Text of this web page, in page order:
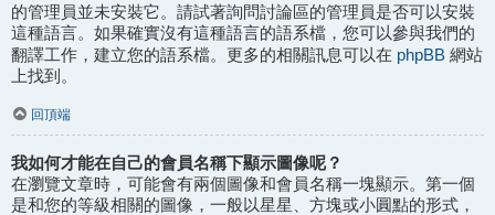
的管理員並未安裝它。請試著詢問討論區的管理員是否可以安裝
這種語言。如果確實沒有這種語言的語系檔，您可以參與我們的
翻譯工作，建立您的語系檔。更多的相關訊息可以在 phpBB 網站
上找到。
回頂端
我如何才能在自己的會員名稱下顯示圖像呢？
在瀏覽文章時，可能會有兩個圖像和會員名稱一塊顯示。第一個
是和您的等級相關的圖像，一般以星星、方塊或小圓點的形式，